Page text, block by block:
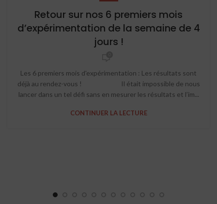
Retour sur nos 6 premiers mois
d’expérimentation de la semaine de 4
jours !
Les 6 premiers mois d'expérimentation : Les résultats sont
déjà au rendez-vous ! Il était impossible de nous
lancer dans un tel défi sans en mesurer les résultats et l’im...
CONTINUER LA LECTURE